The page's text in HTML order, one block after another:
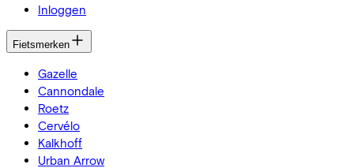
Inloggen
Fietsmerken
Gazelle
Cannondale
Roetz
Cervélo
Kalkhoff
Urban Arrow